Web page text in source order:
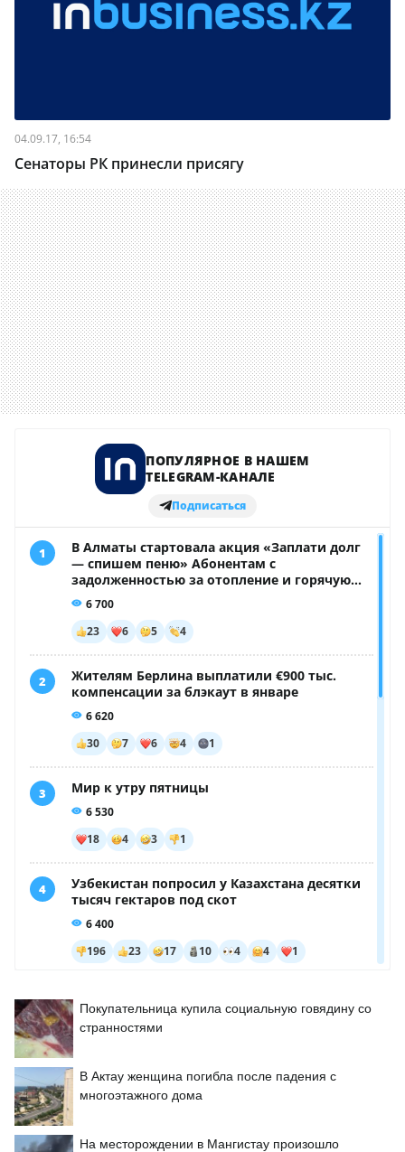
04.09.17, 16:54
Сенаторы РК принесли присягу
Покупательница купила социальную говядину со
странностями
В Актау женщина погибла после падения с
многоэтажного дома
На месторождении в Мангистау произошло